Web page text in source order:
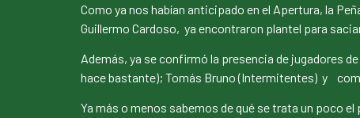
Como ya nos habían anticipado en el Apertura, la
Guillermo Cardoso, ya encontraron plantel para
Además, ya se confirmó la presencia de jugadores
hace bastante); Tomás Bruno (Intermitentes) y
Ya más o menos sabemos de qué se trata un poco